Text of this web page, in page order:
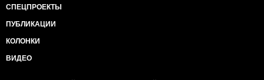
СПЕЦПРОЕКТЫ
ПУБЛИКАЦИИ
КОЛОНКИ
ВИДЕО